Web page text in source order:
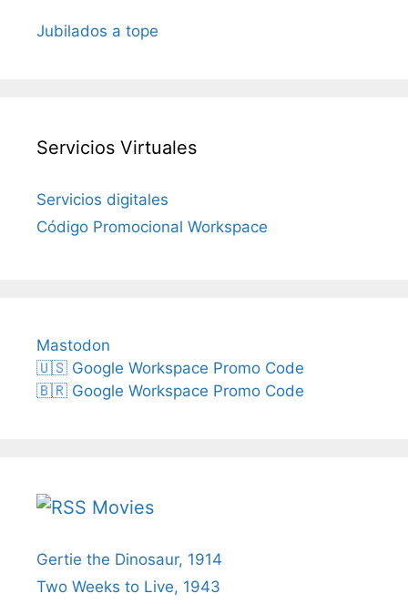
Jubilados a tope
Servicios Virtuales
Servicios digitales
Código Promocional Workspace
Mastodon
🇺🇸 Google Workspace Promo Code
🇧🇷 Google Workspace Promo Code
Movies
Gertie the Dinosaur, 1914
Two Weeks to Live, 1943